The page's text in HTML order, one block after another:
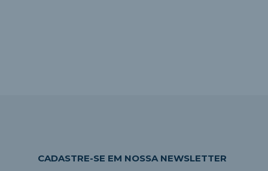
CADASTRE-SE EM NOSSA NEWSLETTER